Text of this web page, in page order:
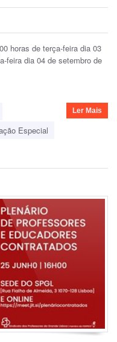
horas de terça-feira dia 03
feira dia 04 de setembro de
Especial
Ler Mais